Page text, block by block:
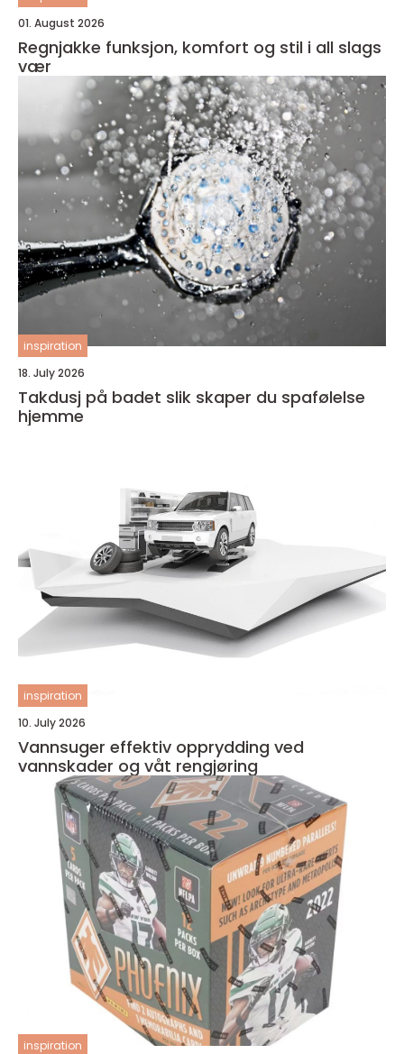
01. August 2026
Regnjakke funksjon, komfort og stil i all slags
vær
inspiration
18. July 2026
Takdusj på badet slik skaper du spafølelse
hjemme
inspiration
10. July 2026
Vannsuger effektiv opprydding ved
vannskader og våt rengjøring
inspiration